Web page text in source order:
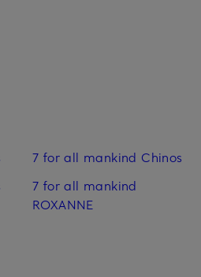
7 for all mankind Chinos
7 for all mankind
ROXANNE